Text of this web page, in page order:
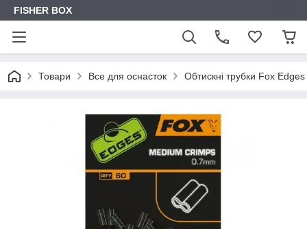
FISHER BOX
Товари Все для оснасток Обтискні трубки Fox